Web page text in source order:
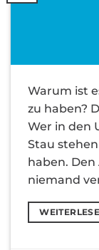
Warum ist
zu haben?
Wer in den
Stau
haben.
niemand